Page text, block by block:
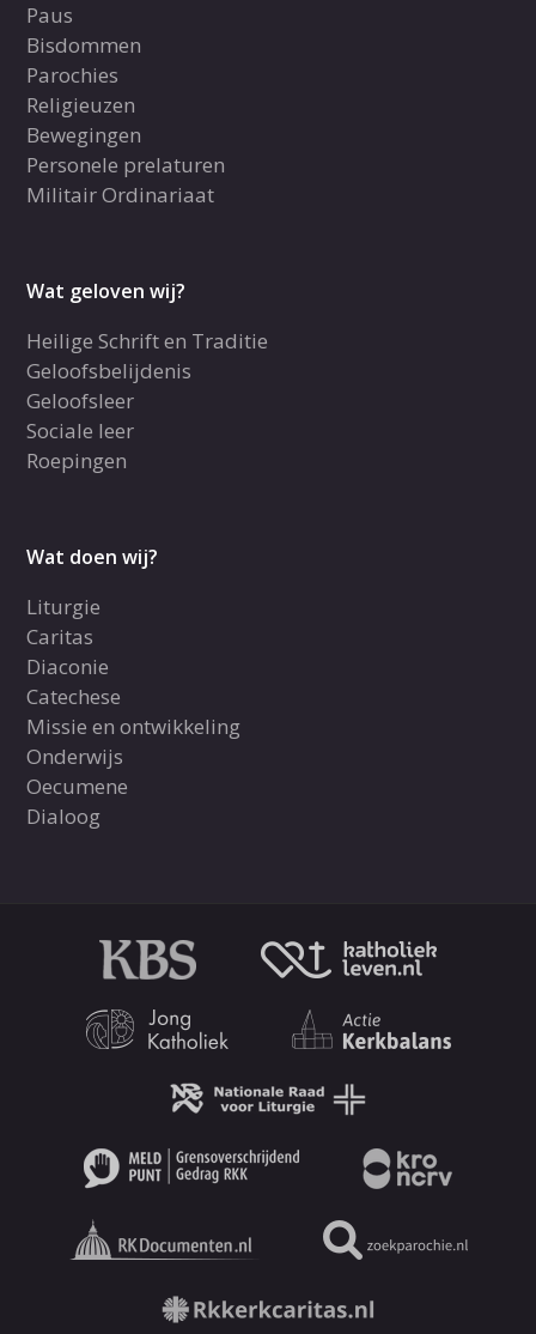
Paus
Bisdommen
Parochies
Religieuzen
Bewegingen
Personele prelaturen
Militair Ordinariaat
Wat geloven wij?
Heilige Schrift en Traditie
Geloofsbelijdenis
Geloofsleer
Sociale leer
Roepingen
Wat doen wij?
Liturgie
Caritas
Diaconie
Catechese
Missie en ontwikkeling
Onderwijs
Oecumene
Dialoog